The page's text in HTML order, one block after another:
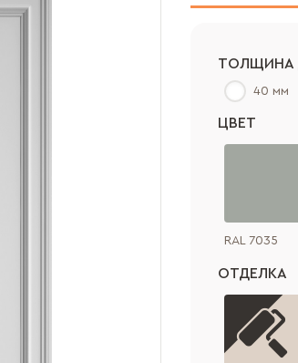
ТОЛЩИНА
40 мм
ЦВЕТ
RAL 7035
ОТДЕЛКА